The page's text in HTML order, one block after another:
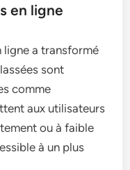
en ligne
ligne a transformé
sont
comme
aux utilisateurs
ou à faible
à un plus